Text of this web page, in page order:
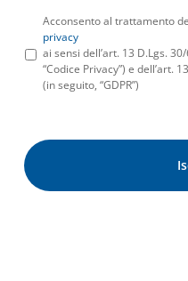
Acconsento al trattamento
privacy
ai sensi dell’art. 13 D.Lgs.
“Codice Privacy”) e dell’art.
(in seguito, “GDPR”)